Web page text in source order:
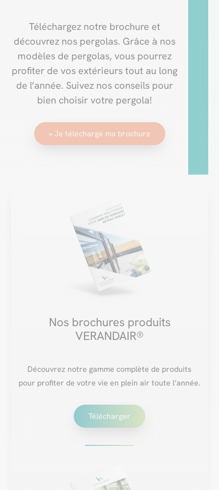
Téléchargez notre brochure et
découvrez nos pergolas. Grâce à nos
modèles de pergolas, vous pourrez
profiter de vos extérieurs tout au long
de l’année. Suivez nos conseils pour
bien choisir votre pergola!
» Je télécharge ma brochure
Nos brochures produits
VERANDAIR®
Découvrez notre gamme complète de produits
pour profiter de votre vie en plein air toute l’année.
Télécharger